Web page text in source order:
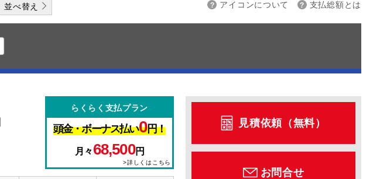
スライドドア 寒冷地仕様
アイコンについて 支払総額とは
らくらく支払プラン
頭金・ボーナス払い0円！
月々68,500円
>詳しくはこちら
見積依頼（無料）
お問合せ